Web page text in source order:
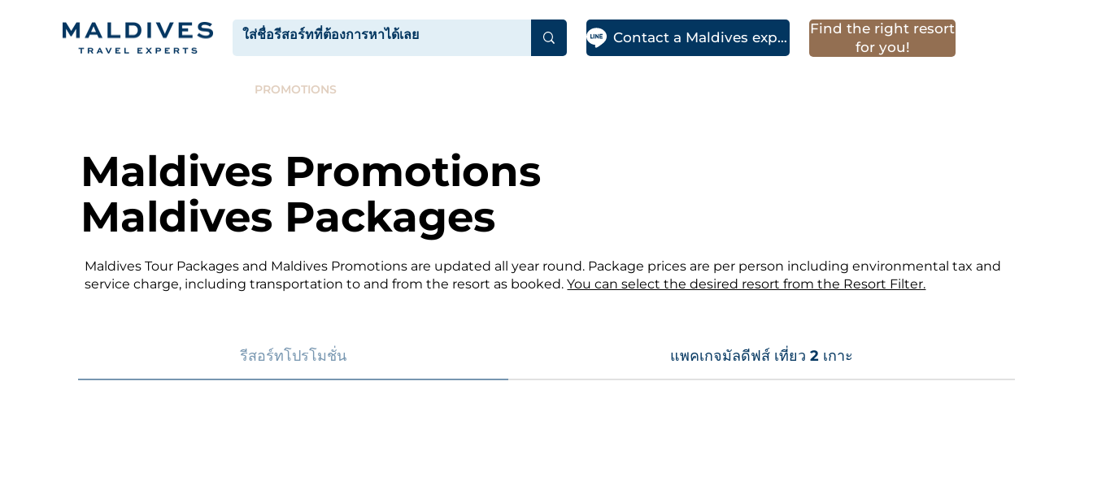
PROMOTIONS
Contact a Maldives experts
Find the right resort
for you!
รีสอร์ทโปรโมชั่น แพคเกจมัลดีฟส์ เที่ยว 2 เกาะ
Maldives Promotions
Maldives Packages
Maldives Tour Packages and Maldives Promotions are updated all year round. Package prices are per person including environmental tax and
service charge, including transportation to and from the resort as booked.You can select the desired resort from the Resort Filter.